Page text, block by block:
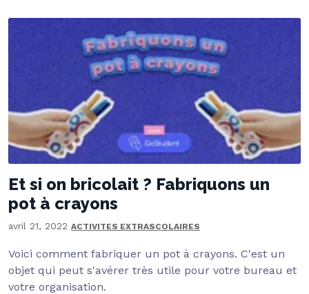
Et si on bricolait ? Fabriquons un
pot à crayons
avril 21, 2022 ACTIVITES EXTRASCOLAIRES
Voici comment fabriquer un pot à crayons. C'est un
objet qui peut s'avérer très utile pour votre bureau et
votre organisation.